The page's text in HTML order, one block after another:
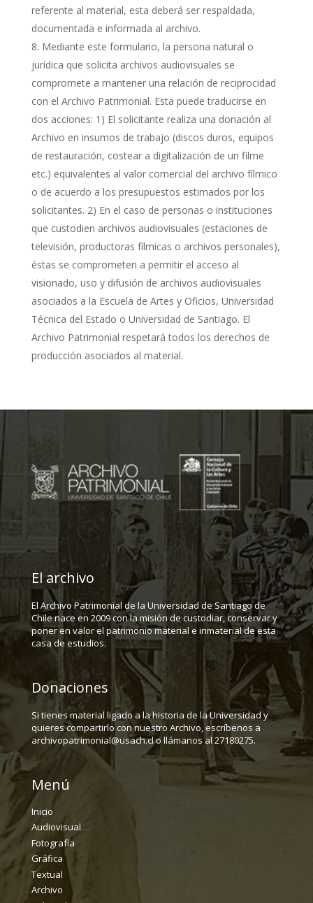
referente al material, esta deberá ser respaldada,
documentada e informada al archivo.
Mediante este formulario, la persona natural o
jurídica que solicita archivos audiovisuales se
compromete a mantener una relación de reciprocidad
con el Archivo Patrimonial. Esta puede traducirse en
dos acciones: 1) El solicitante realiza una donación al
Archivo en insumos de trabajo (discos duros, equipos
de restauración, costear a digitalización de un filme
etc.) equivalentes al valor comercial del archivo fílmico
o de acuerdo a los presupuestos estimados por los
solicitantes. 2) En el caso de personas o instituciones
que custodien archivos audiovisuales (estaciones de
televisión, productoras fílmicas o archivos personales),
éstas se comprometen a permitir el acceso al
visionado, uso y difusión de archivos audiovisuales
asociados a la Escuela de Artes y Oficios, Universidad
Técnica del Estado o Universidad de Santiago. El
Archivo Patrimonial respetará todos los derechos de
producción asociados al material.
El archivo
El Archivo Patrimonial de la Universidad de Santiago de
Chile nace en 2009 con la misión de custodiar, conservar y
poner en valor el patrimonio material e inmaterial de esta
casa de estudios.
Donaciones
Si tienes material ligado a la historia de la Universidad y
quieres compartirlo con nuestro Archivo, escríbenos a
archivopatrimonial@usach.cl o llámanos al 27180275.
Menú
Inicio
Audiovisual
Fotografía
Gráfica
Textual
Archivo